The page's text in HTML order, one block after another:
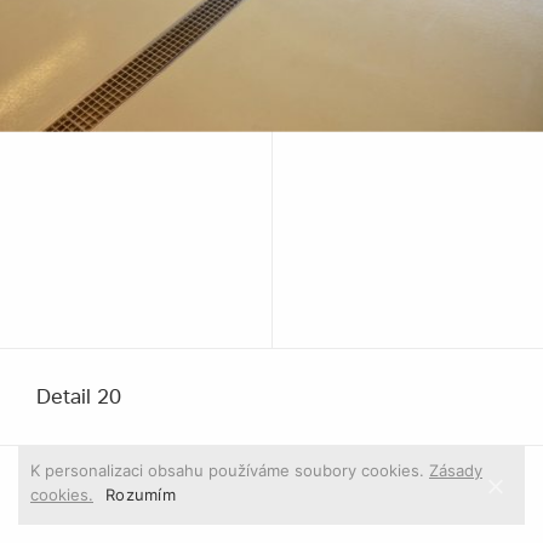
Detail 20
K personalizaci obsahu používáme soubory cookies. Zásady
cookies.
Rozumím